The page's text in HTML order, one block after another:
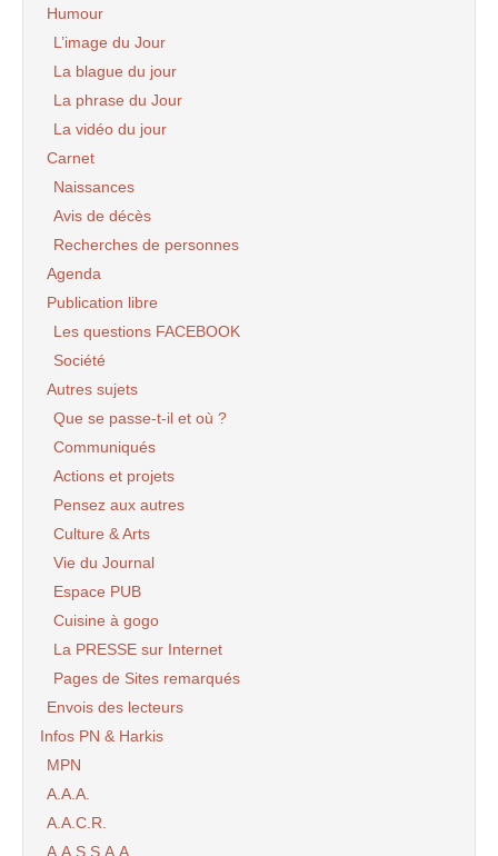
Humour
L’image du Jour
La blague du jour
La phrase du Jour
La vidéo du jour
Carnet
Naissances
Avis de décès
Recherches de personnes
Agenda
Publication libre
Les questions FACEBOOK
Société
Autres sujets
Que se passe-t-il et où ?
Communiqués
Actions et projets
Pensez aux autres
Culture & Arts
Vie du Journal
Espace PUB
Cuisine à gogo
La PRESSE sur Internet
Pages de Sites remarqués
Envois des lecteurs
Infos PN & Harkis
MPN
A.A.A.
A.A.C.R.
A.A.S.S.A.A